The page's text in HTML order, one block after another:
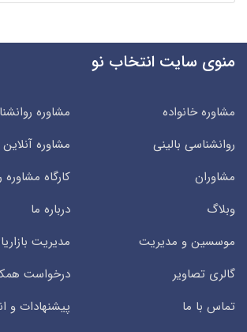
منوی سایت انتخاب نو
مشاوره خانواده
مشاوره
روانشناسی بالینی
مشاوره آنلاین
مشاوران
کارگاه
وبلاگ
درباره ما
موسسین و مدیریت
مدیریت
گالری تصاویر
درخواست
تماس با ما
پیشنهادات و